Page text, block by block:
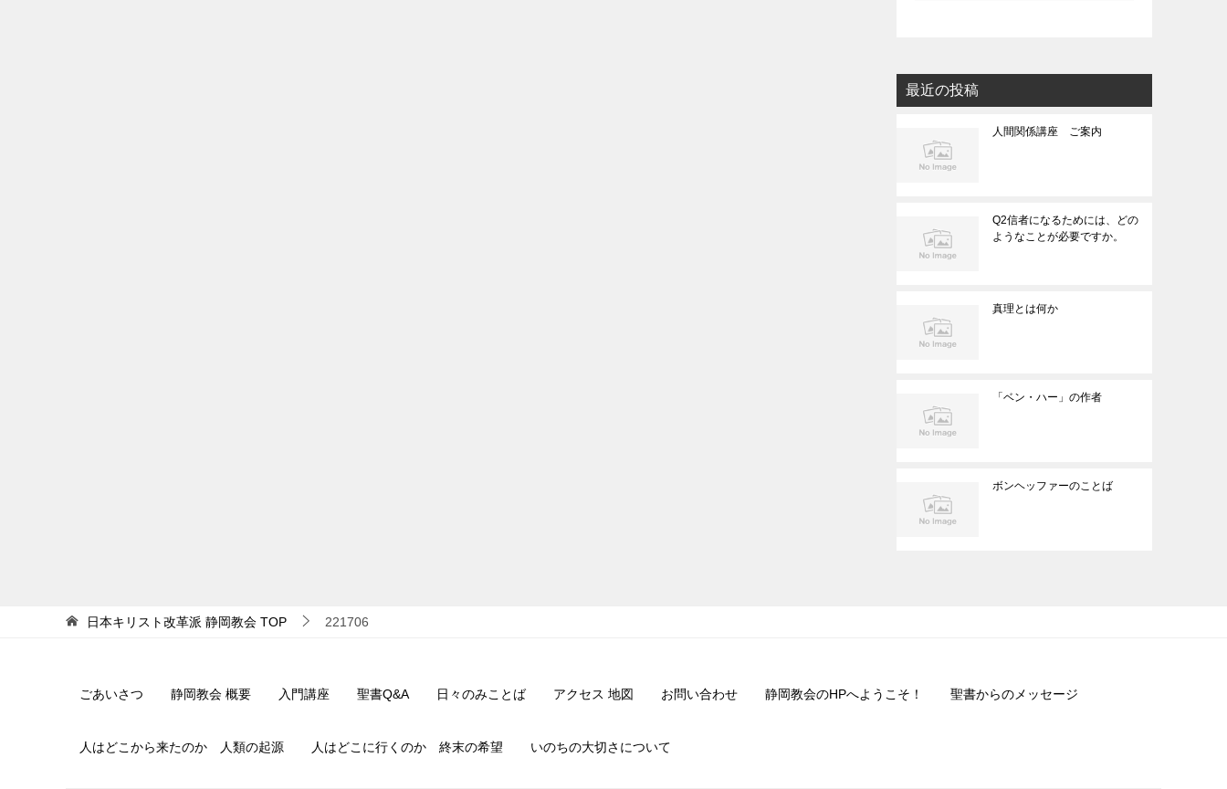
最近の投稿
人間関係講座 ご案内
Q2信者になるためには、どの
ようなことが必要ですか。
真理とは何か
「ベン・ハー」の作者
ボンヘッファーのことば
日本キリスト改革派 静岡教会 TOP 221706
ごあいさつ 静岡教会 概要 入門講座 聖書Q&A 日々のみことば アクセス 地図 お問い合わせ 静岡教会のHPへようこそ！ 聖書からのメッセージ
人はどこから来たのか 人類の起源 人はどこに行くのか 終末の希望 いのちの大切さについて